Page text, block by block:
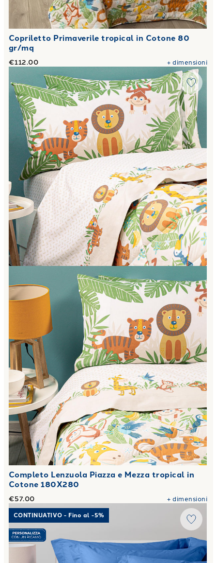
Copriletto Primaverile tropical in Cotone 80
gr/mq
€112.00 +dimensioni
Completo Lenzuola Piazza e Mezza tropical in
Completo Lenzuola Piazza e Mezza tropical in
Cotone 180X280
€57.00 +dimensioni
Link to "Completo Lenzuola Cotone tinta unita
CONTINUATIVO - Fino al -5%